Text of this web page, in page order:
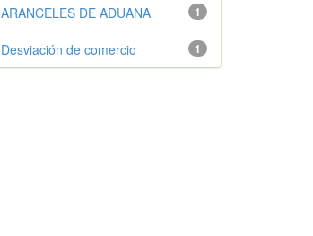
1
ARANCELES DE ADUANA
1
Desviación de comercio